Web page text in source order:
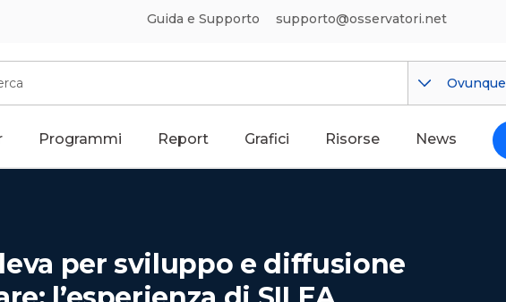
Guida e Supporto supporto@osservatori.net
Ovunque
Programmi Report Grafici Risorse News
per sviluppo e diffusione